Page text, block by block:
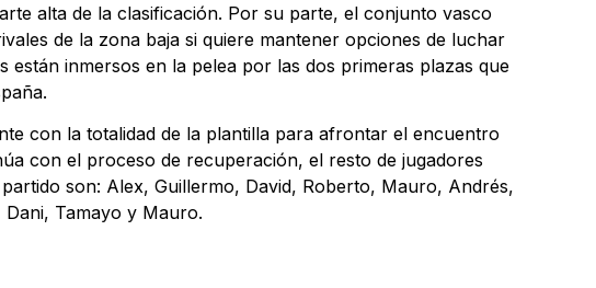
alta de la clasificación. Por su parte, el conjunto vasco
de la zona baja si quiere mantener opciones de luchar
están inmersos en la pelea por las dos primeras plazas que
con la totalidad de la plantilla para afrontar el encuentro
con el proceso de recuperación, el resto de jugadores
son: Alex, Guillermo, David, Roberto, Mauro, Andrés,
Tamayo y Mauro.